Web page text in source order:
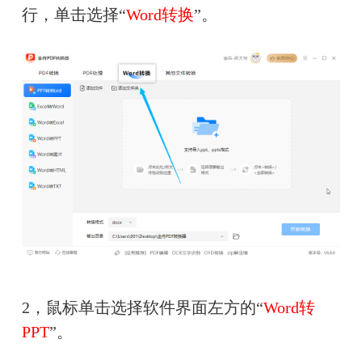
行，单击选择“Word转换”。
2，鼠标单击选择软件界面左方的“Word转
PPT”。